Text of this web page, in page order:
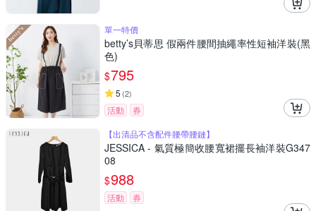
單一特價
betty’s貝蒂思 假兩件腰間抽繩率性短袖洋裝(黑
色)
$795
5 (2)
活動
券
【出清品不含配件腰帶腰鏈】
JESSICA - 氣質極簡收腰寬裙擺長袖洋裝G347
08
$988
活動 券